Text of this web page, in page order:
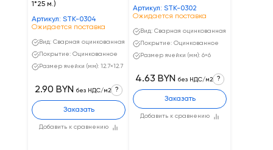
1*25 м.)
Артикул: STK-0304
Ожидается поставка
Вид: Сварная оцинкованная
Покрытие: Оцинкованное
Размер ячейки (мм): 12.7×12.7
Добавить к сравнению
2.90 BYN без НДС/м2 ?
Заказать
Артикул: STK-0302
Ожидается поставка
Вид: Сварная оцинкованная
Покрытие: Оцинкованное
Размер ячейки (мм): 6×6
Добавить к сравнению
4.63 BYN без НДС/м2 ?
Заказать